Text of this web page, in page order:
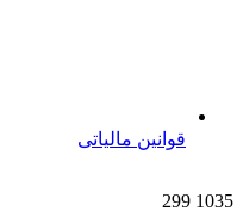
قوانین مالیاتی
1035
299